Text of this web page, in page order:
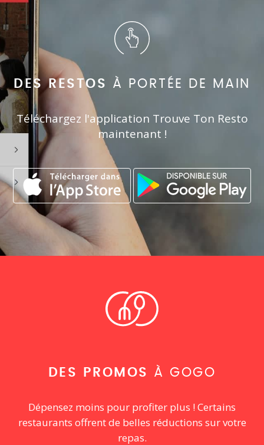
DES RESTOS À PORTÉE DE MAIN
Téléchargez l'application Trouve Ton Resto
maintenant !
DES PROMOS À GOGO
Dépensez moins pour profiter plus ! Certains
restaurants offrent de belles réductions sur votre
repas.